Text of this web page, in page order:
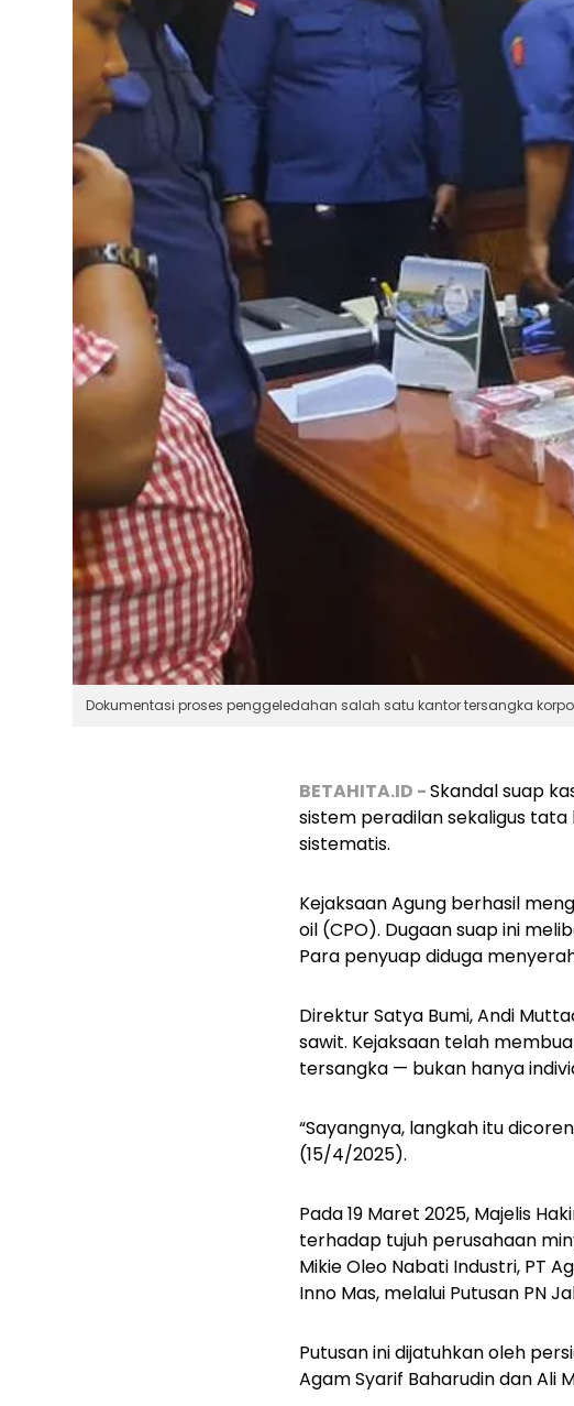
Dokumentasi proses penggeledahan salah satu kantor tersangka
BETAHITA.ID -Skandal suap
sistem peradilan sekaligus tata
sistematis.
Kejaksaan Agung berhasil
oil (CPO). Dugaan suap ini
Para penyuap diduga
Direktur Satya Bumi, Andi
sawit. Kejaksaan telah
tersangka — bukan hanya
“Sayangnya, langkah itu
(15/4/2025).
Pada 19 Maret 2025, Majelis
terhadap tujuh perusahaan
Mikie Oleo Nabati Industri, PT
Inno Mas, melalui Putusan PN
Putusan ini dijatuhkan oleh
Agam Syarif Baharudin dan Ali